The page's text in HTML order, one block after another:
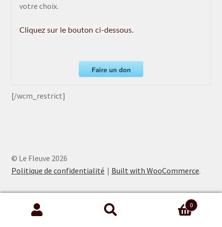
votre choix.
Cliquez sur le bouton ci-dessous.
Faire un don
[/wcm_restrict]
© Le Fleuve 2026
Politique de confidentialité
Built with WooCommerce.
Recherche
Recherche
0